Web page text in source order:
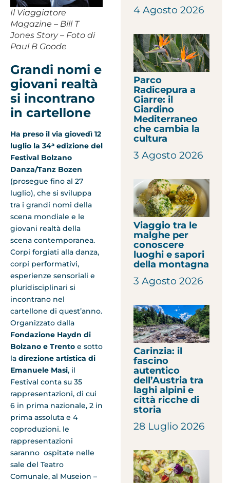
Il Viaggiatore
Magazine – Bill T
Jones Story – Foto di
Paul B Goode
Grandi nomi e
giovani realtà
si incontrano
in cartellone
Ha preso il via giovedì 12
luglio la 34ᵃ edizione del
Festival Bolzano
Danza/Tanz Bozen
(prosegue fino al 27
luglio), che si sviluppa
tra i grandi nomi della
scena mondiale e le
giovani realtà della
scena contemporanea.
Corpi forgiati alla danza,
corpi performativi,
esperienze sensoriali e
pluridisciplinari si
incontrano nel
cartellone di quest’anno.
Organizzato dalla
Fondazione Haydn di
Bolzano e Trento e sotto
la direzione artistica di
Emanuele Masi, il
Festival conta su 35
rappresentazioni, di cui
6 in prima nazionale, 2 in
prima assoluta e 4
coproduzioni. le
rappresentazioni
saranno ospitate nelle
sale del Teatro
Comunale, al Museion –
4 Agosto 2026
Parco
Radicepura a
Giarre: il
Giardino
Mediterraneo
che cambia la
cultura
3 Agosto 2026
Viaggio tra le
malghe per
conoscere
luoghi e sapori
della montagna
3 Agosto 2026
Carinzia: il
fascino
autentico
dell’Austria tra
laghi alpini e
città ricche di
storia
28 Luglio 2026